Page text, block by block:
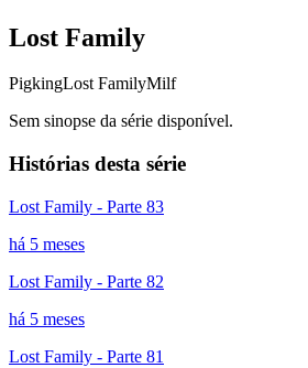
Lost Family
PigkingLost FamilyMilf
Sem sinopse da série disponível.
Histórias desta série
Lost Family - Parte 83
há 5 meses
Lost Family - Parte 82
há 5 meses
Lost Family - Parte 81